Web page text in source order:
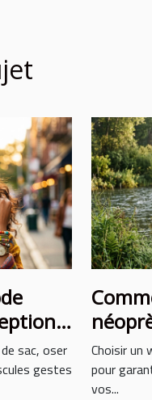
sac, oser
gestes
Choisir un
pour
vos...